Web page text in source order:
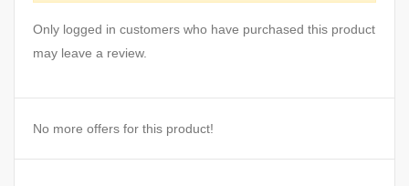
Only logged in customers who have purchased this product
may leave a review.
No more offers for this product!